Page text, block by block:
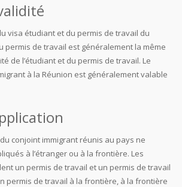
visa étudiant et du permis de travail du
permis de travail est généralement la même
de l’étudiant et du permis de travail. Le
à la Réunion est généralement valable
conjoint immigrant réunis au pays ne
à l’étranger ou à la frontière. Les
un permis de travail et un permis de travail
permis de travail à la frontière, à la frontière